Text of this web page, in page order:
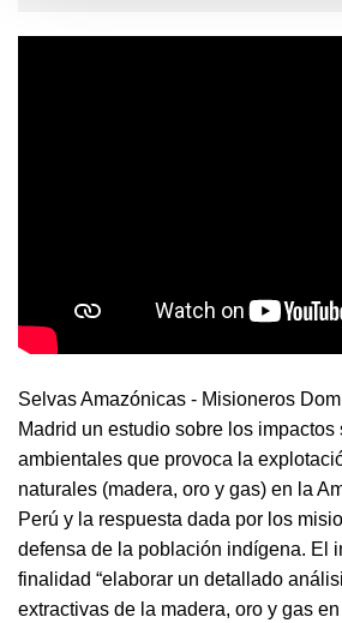
Selvas Amazónicas - Misioneros
Madrid un estudio sobre los impactos
ambientales que provoca la
naturales (madera, oro y gas) en la
Perú y la respuesta dada por los
defensa de la población indígena. El
finalidad “elaborar un detallado
extractivas de la madera, oro y gas